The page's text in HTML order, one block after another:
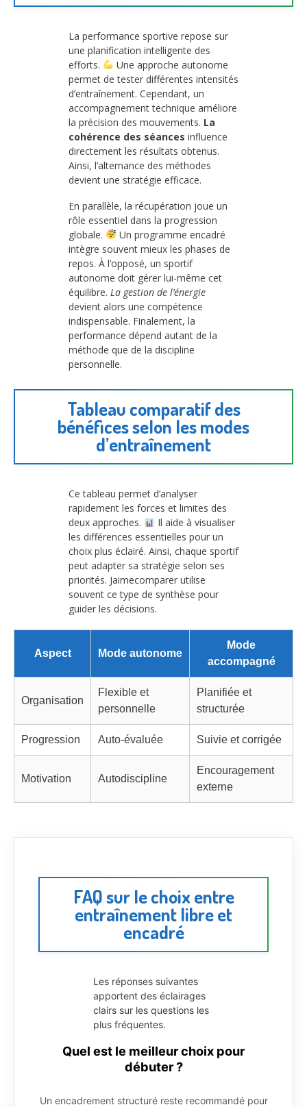
La performance sportive repose sur
une planification intelligente des
efforts.
Une approche autonome
permet de tester différentes intensités
d’entraînement. Cependant, un
accompagnement technique améliore
la précision des mouvements. La
cohérence des séances influence
directement les résultats obtenus.
Ainsi, l’alternance des méthodes
devient une stratégie efficace.
En parallèle, la récupération joue un
rôle essentiel dans la progression
globale.
Un programme encadré
intègre souvent mieux les phases de
repos. À l’opposé, un sportif
autonome doit gérer lui-même cet
équilibre. La gestion de l’énergie
devient alors une compétence
indispensable. Finalement, la
performance dépend autant de la
méthode que de la discipline
personnelle.
Tableau comparatif des
bénéfices selon les modes
d’entraînement
Ce tableau permet d’analyser
rapidement les forces et limites des
deux approches.
Il aide à visualiser
les différences essentielles pour un
choix plus éclairé. Ainsi, chaque sportif
peut adapter sa stratégie selon ses
priorités. Jaimecomparer utilise
souvent ce type de synthèse pour
guider les décisions.
Aspect Mode autonome
Mode
accompagné
Organisation
Flexible et
personnelle
Planifiée et
structurée
Progression Auto-évaluée Suivie et corrigée
Motivation Autodiscipline
Encouragement
externe
FAQ sur le choix entre
entraînement libre et
encadré
Les réponses suivantes
apportent des éclairages
clairs sur les questions les
plus fréquentes.
Quel est le meilleur choix pour
débuter ?
Un encadrement structuré reste recommandé pour